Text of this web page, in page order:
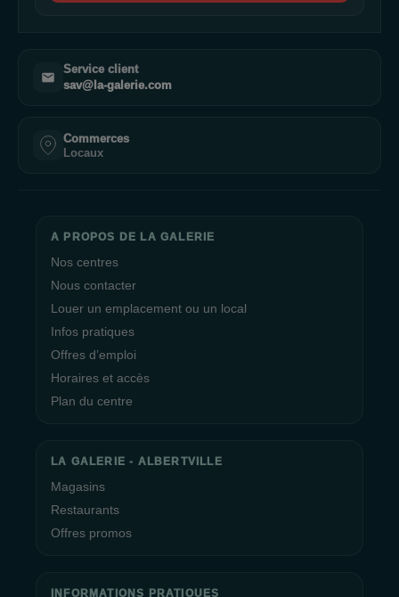
Service client
sav@la-galerie.com
Commerces
Locaux
A PROPOS DE LA GALERIE
Nos centres
Nous contacter
Louer un emplacement ou un local
Infos pratiques
Offres d’emploi
Horaires et accès
Plan du centre
LA GALERIE - ALBERTVILLE
Magasins
Restaurants
Offres promos
INFORMATIONS PRATIQUES